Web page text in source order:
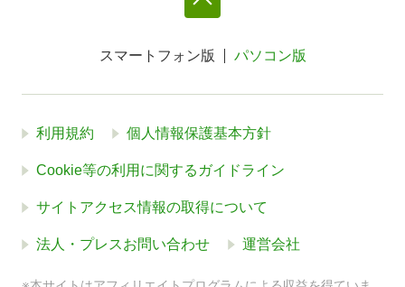
スマートフォン版 パソコン版
利用規約 個人情報保護基本方針
Cookie等の利用に関するガイドライン
サイトアクセス情報の取得について
法人・プレスお問い合わせ 運営会社